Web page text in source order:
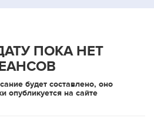
ПОКА НЕТ
будет составлено, оно
опубликуется на сайте